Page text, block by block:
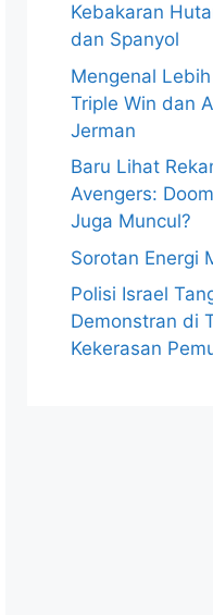
Kebakaran
dan Spanyol
Mengenal
Triple Win dan
Jerman
Baru Lihat
Avengers:
Juga Muncul?
Sorotan Energi
Polisi Israel
Demonstran di
Kekerasan